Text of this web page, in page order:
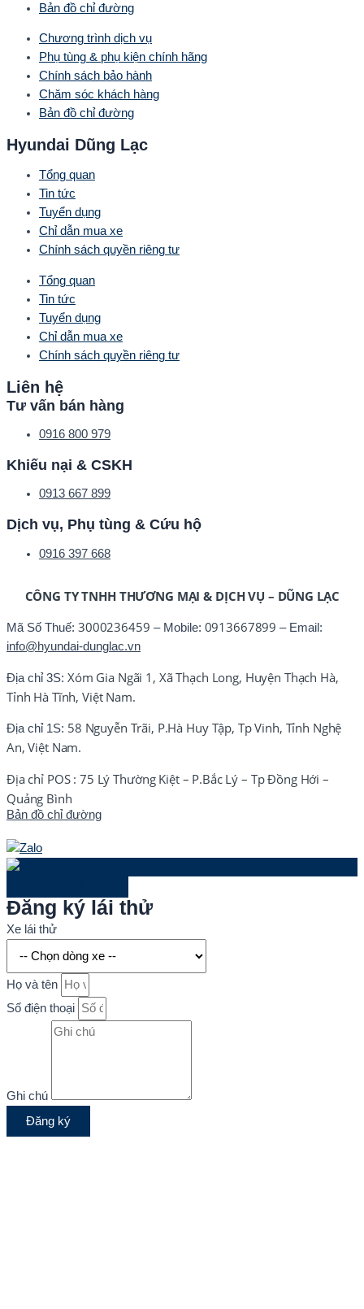
Bản đồ chỉ đường
Chương trình dịch vụ
Phụ tùng & phụ kiện chính hãng
Chính sách bảo hành
Chăm sóc khách hàng
Bản đồ chỉ đường
Hyundai Dũng Lạc
Tổng quan
Tin tức
Tuyển dụng
Chỉ dẫn mua xe
Chính sách quyền riêng tư
Tổng quan
Tin tức
Tuyển dụng
Chỉ dẫn mua xe
Chính sách quyền riêng tư
Liên hệ
Tư vấn bán hàng
0916 800 979
Khiếu nại & CSKH
0913 667 899
Dịch vụ, Phụ tùng & Cứu hộ
0916 397 668
CÔNG TY TNHH THƯƠNG MẠI & DỊCH VỤ – DŨNG LẠC
Mã Số Thuế: 3000236459 – Mobile: 0913667899 – Email:
info@hyundai-dunglac.vn
Địa chỉ 3S: Xóm Gia Ngãi 1, Xã Thạch Long, Huyện Thạch Hà,
Tỉnh Hà Tĩnh, Việt Nam.
Địa chỉ 1S: 58 Nguyễn Trãi, P.Hà Huy Tập, Tp Vinh, Tỉnh Nghệ
An, Việt Nam.
Địa chỉ POS : 75 Lý Thường Kiệt – P.Bắc Lý – Tp Đồng Hới –
Quảng Bình
Bản đồ chỉ đường
Đăng ký lái thử
Xe lái thử
Họ và tên
Số điện thoại
Ghi chú
Đăng ký